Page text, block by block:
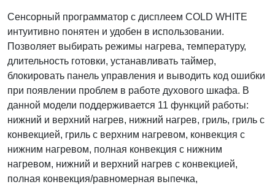
Сенсорный программатор с дисплеем COLD WHITE
интуитивно понятен и удобен в использовании.
Позволяет выбирать режимы нагрева, температуру,
длительность готовки, устанавливать таймер,
блокировать панель управления и выводить код ошибки
при появлении проблем в работе духового шкафа. В
данной модели поддерживается 11 функций работы:
нижний и верхний нагрев, нижний нагрев, гриль, гриль с
конвекцией, гриль с верхним нагревом, конвекция с
нижним нагревом, полная конвекция с нижним
нагревом, нижний и верхний нагрев с конвекцией,
полная конвекция/равномерная выпечка,